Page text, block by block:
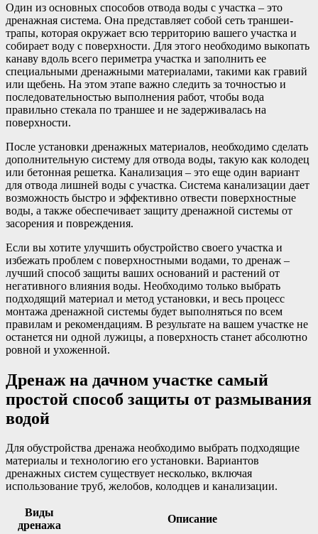
Один из основных способов отвода воды с участка – это
дренажная система. Она представляет собой сеть траншеи-
трапы, которая окружает всю территорию вашего участка и
собирает воду с поверхности. Для этого необходимо выкопать
канаву вдоль всего периметра участка и заполнить ее
специальными дренажными материалами, такими как гравий
или щебень. На этом этапе важно следить за точностью и
последовательностью выполнения работ, чтобы вода
правильно стекала по траншее и не задерживалась на
поверхности.
После установки дренажных материалов, необходимо сделать
дополнительную систему для отвода воды, такую как колодец
или бетонная решетка. Канализация – это еще один вариант
для отвода лишней воды с участка. Система канализации дает
возможность быстро и эффективно отвести поверхностные
воды, а также обеспечивает защиту дренажной системы от
засорения и повреждения.
Если вы хотите улучшить обустройство своего участка и
избежать проблем с поверхностными водами, то дренаж –
лучший способ защиты ваших оснований и растений от
негативного влияния воды. Необходимо только выбрать
подходящий материал и метод установки, и весь процесс
монтажа дренажной системы будет выполняться по всем
правилам и рекомендациям. В результате на вашем участке не
останется ни одной лужицы, а поверхность станет абсолютно
ровной и ухоженной.
Дренаж на дачном участке самый
простой способ защиты от размывания
водой
Для обустройства дренажа необходимо выбрать подходящие
материалы и технологию его установки. Вариантов
дренажных систем существует несколько, включая
использование труб, желобов, колодцев и канализации.
Виды
дренажа
Описание